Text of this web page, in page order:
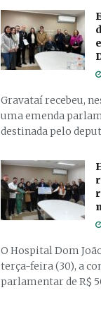
Gravataí recebeu,
uma emenda
destinada pelo
O Hospital Dom
terça-feira (30), a
parlamentar de R$